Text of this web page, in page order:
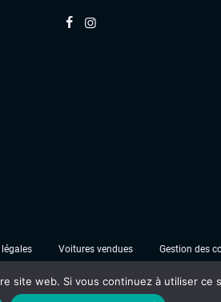
Voitures vendues Gestion des
site web. Si vous continuez à utiliser